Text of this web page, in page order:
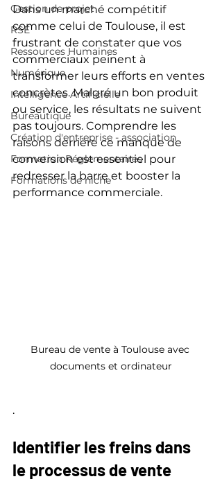
Gestion de projet
RSE
Ressources Humaines
Numérique
Intelligence Artificielle
Bureautique
Création d'entreprise - association
Formation Réglementaires
Formations de niche
Dans un marché compétitif
comme celui de Toulouse, il est
frustrant de constater que vos
commerciaux peinent à
transformer leurs efforts en ventes
concrètes. Malgré un bon produit
ou service, les résultats ne suivent
pas toujours. Comprendre les
raisons derrière ce manque de
conversion est essentiel pour
redresser la barre et booster la
performance commerciale.
Bureau de vente à Toulouse avec
documents et ordinateur
.
Identifier les freins dans
le processus de vente